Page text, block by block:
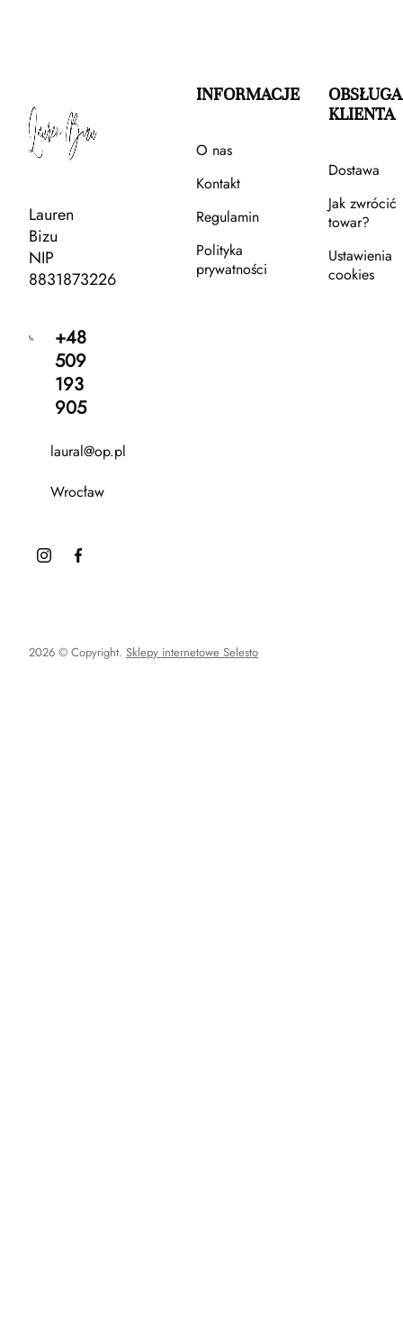
Lauren
Bizu
NIP
8831873226
+48
509
193
905
laural@op.pl
Wrocław
INFORMACJE
O nas
Kontakt
Regulamin
Polityka
prywatności
OBSŁUGA
KLIENTA
Dostawa
Jak zwrócić
towar?
Ustawienia
cookies
2026 © Copyright. Sklepy internetowe Selesto